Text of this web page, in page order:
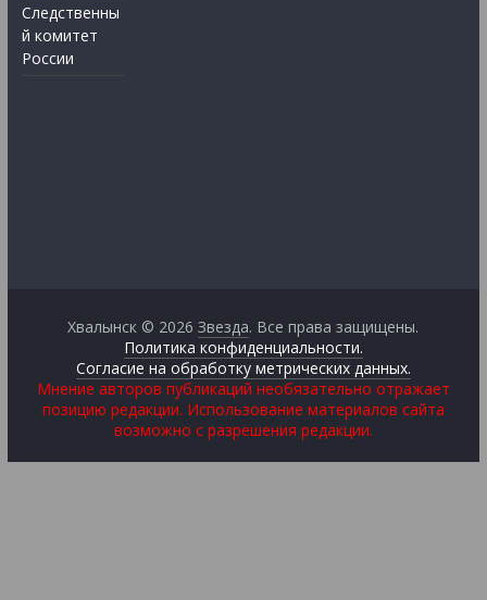
Следственны
й комитет
России
Хвалынск © 2026Звезда. Все права защищены.
Политика конфиденциальности.
Согласие на обработку метрических данных.
Мнение авторов публикаций необязательно отражает
позицию редакции. Использование материалов сайта
возможно с разрешения редакции.